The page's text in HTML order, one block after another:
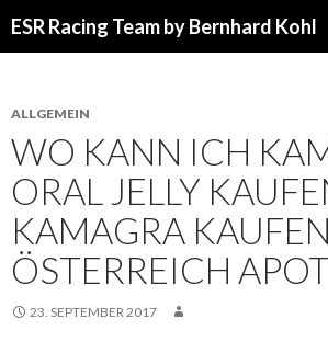
ESR Racing Team by Bernhard Kohl
ALLGEMEIN
WO KANN ICH
ORAL JELLY
KAMAGRA KAUFEN
ÖSTERREICH
23. SEPTEMBER 2017